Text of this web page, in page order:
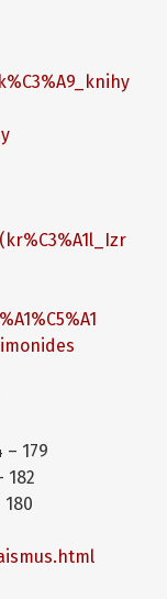
179
182